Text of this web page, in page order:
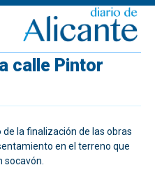
calle Pintor
la finalización de las obras
en el terreno que
socavón.